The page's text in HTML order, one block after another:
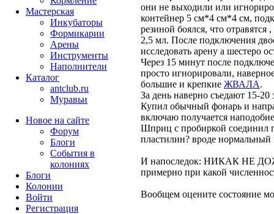
они не выходили или
контейнер 5 см*4 см*4 см,
резиной боялся, что
2,5 мл. После подключения
исследовать арену а шестеро
Через 15 минут после
просто игнорировали,
большие и крепкие ЖВАЛА.
За день наверно съедают 15-20
Купил обычный фонарь и
включаю получается
Шприц с пробиркой соединил
пластилин? вроде
И напоследок: НИКАК НЕ
примерно при какой
Вообщем оцените состояние
Мастерская
Инкубаторы
Формикарии
Арены
Инструменты
Наполнители
Каталог
antclub.ru
Муравьи
Новое на сайте
Форум
Блоги
События в
колониях
Блоги
Колонии
Войти
Peгиcтpaция